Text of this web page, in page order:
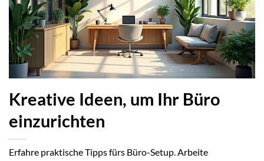
Kreative Ideen, um Ihr Büro
einzurichten
Erfahre praktische Tipps fürs Büro-Setup. Arbeite